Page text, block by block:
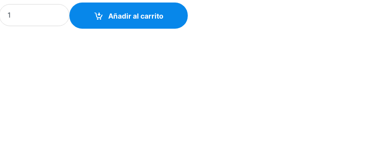
AV ARCOTRONICS CAPACITOR C.87.0DF3 MKP 20UF +-5% 250VAC quantity
Añadir al carrito